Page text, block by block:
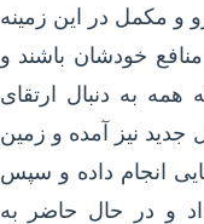
مکمل در این زمینه
خودشان باشند و
به دنبال ارتقای
نیز آمده و زمین
انجام داده و سپس
و در حال حاضر به